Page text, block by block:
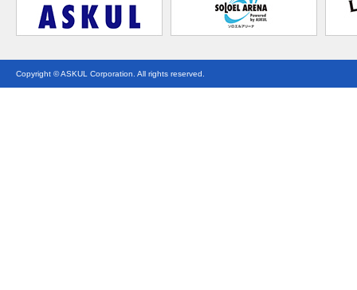
Copyright © ASKUL Corporation. All rights reserved.